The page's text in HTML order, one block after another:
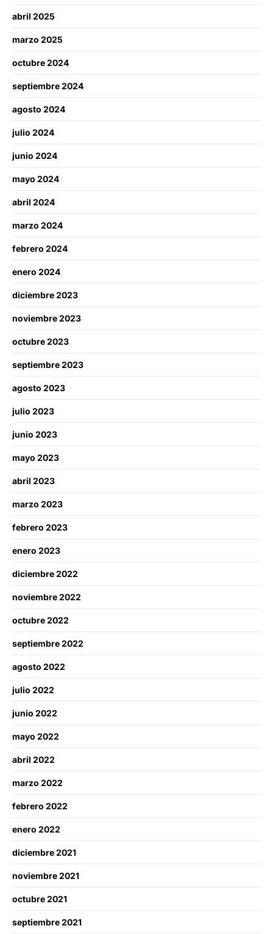
abril 2025
marzo 2025
octubre 2024
septiembre 2024
agosto 2024
julio 2024
junio 2024
mayo 2024
abril 2024
marzo 2024
febrero 2024
enero 2024
diciembre 2023
noviembre 2023
octubre 2023
septiembre 2023
agosto 2023
julio 2023
junio 2023
mayo 2023
abril 2023
marzo 2023
febrero 2023
enero 2023
diciembre 2022
noviembre 2022
octubre 2022
septiembre 2022
agosto 2022
julio 2022
junio 2022
mayo 2022
abril 2022
marzo 2022
febrero 2022
enero 2022
diciembre 2021
noviembre 2021
octubre 2021
septiembre 2021